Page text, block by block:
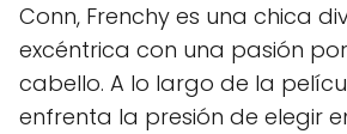
Conn, Frenchy es una chica
excéntrica con una pasión
cabello. A lo largo de la
enfrenta la presión de elegir